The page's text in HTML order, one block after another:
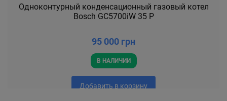
Одноконтурный конденсационный газовый котел
Bosch GC5700iW 35 P
95 000 грн
В НАЛИЧИИ
Добавить в корзину